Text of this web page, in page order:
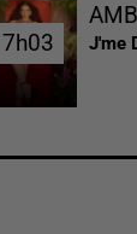
7h03
7h03 J'me